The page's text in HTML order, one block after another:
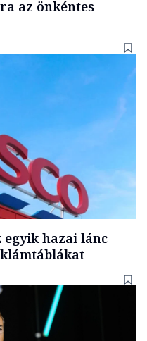
az önkéntes
egyik hazai lánc